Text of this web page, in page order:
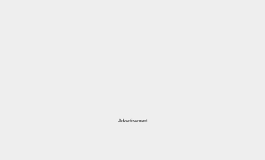
Advertisement